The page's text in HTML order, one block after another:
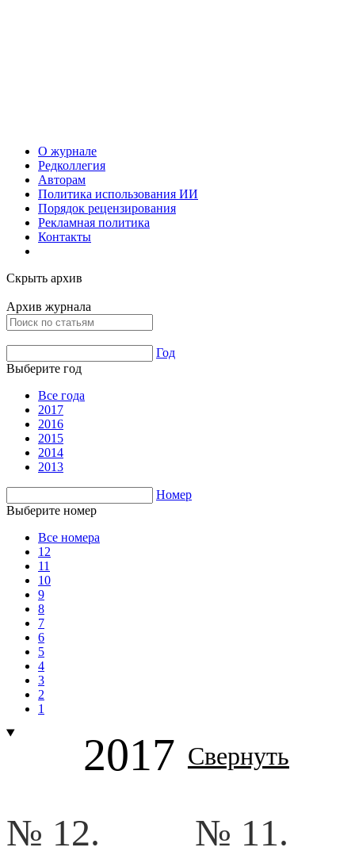
О журнале
Редколлегия
Авторам
Политика использования ИИ
Порядок рецензирования
Рекламная политика
Контакты
Скрыть архив
Архив журнала
Год
Выберите год
Все года
2017
2016
2015
2014
2013
Номер
Выберите номер
Все номера
12
11
10
9
8
7
6
5
4
3
2
1
2017 Свернуть
№ 12.
№ 11.